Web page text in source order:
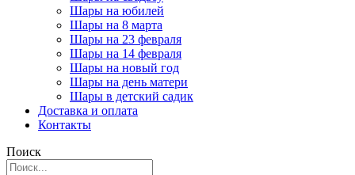
Шары на юбилей
Шары на 8 марта
Шары на 23 февраля
Шары на 14 февраля
Шары на новый год
Шары на день матери
Шары в детский садик
Доставка и оплата
Контакты
Поиск